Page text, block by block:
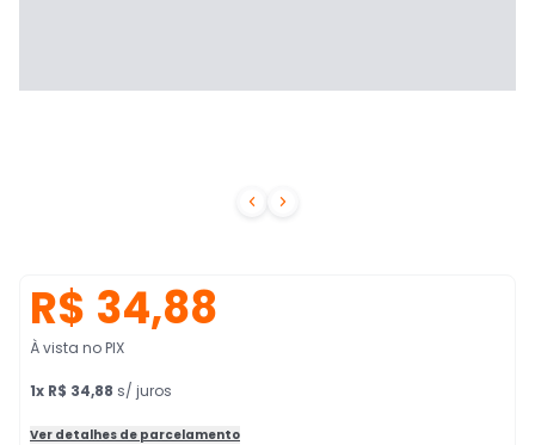
 
R$ 34,88
À vista no PIX
1x R$ 34,88 s/ juros
Ver detalhes de parcelamento